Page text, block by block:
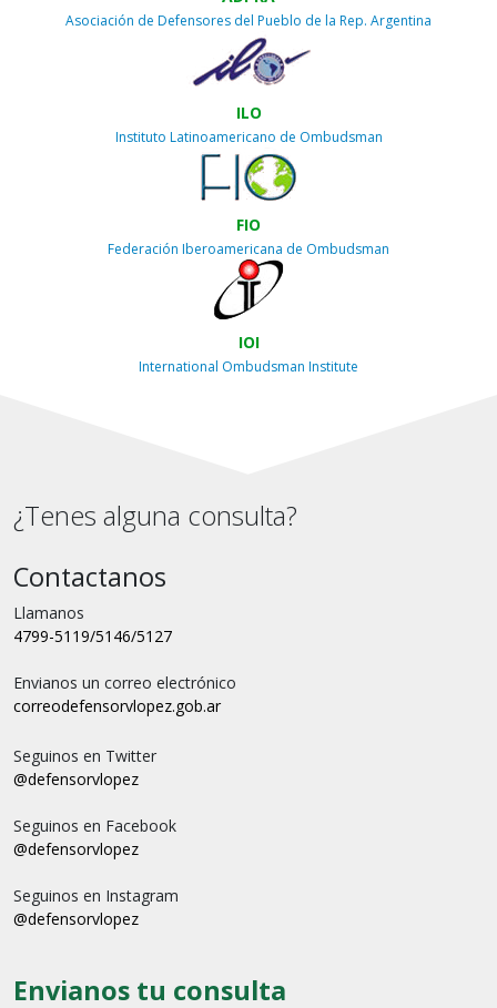
Asociación de Defensores del Pueblo de la Rep. Argentina
ILO
Instituto Latinoamericano de Ombudsman
FIO
Federación Iberoamericana de Ombudsman
IOI
International Ombudsman Institute
¿Tenes alguna consulta?
Contactanos
Llamanos
4799-5119/5146/5127
Envianos un correo electrónico
correodefensorvlopez.gob.ar
Seguinos en Twitter
@defensorvlopez
Seguinos en Facebook
@defensorvlopez
Seguinos en Instagram
@defensorvlopez
Envianos tu consulta